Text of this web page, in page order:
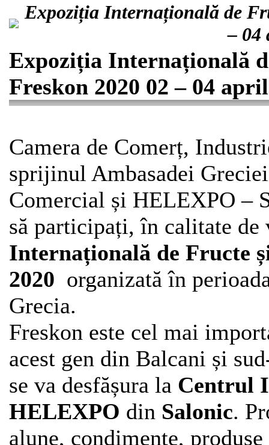
Expoziția Internațională de
– 04
Expoziția Internațională
Freskon 2020 02 – 04
Camera de Comerț,
sprijinul Ambasadei
Comercial și HELEXPO –
să participați, în calitate
Internațională de Fructe
2020 organizată în
Grecia.
Freskon este cel mai
acest gen din Balcani și
se va desfășura la Centrul
HELEXPO din Salonic.
alune, condimente,